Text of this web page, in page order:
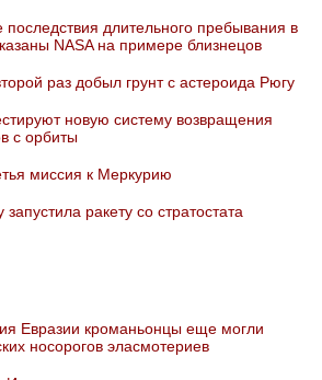
последствия длительного пребывания в
NASA на примере близнецов
раз добыл грунт с астероида Рюгу
новую систему возвращения
с орбиты
миссия к Меркурию
ракету со стратостата
Евразии кроманьонцы еще могли
носорогов эласмотериев